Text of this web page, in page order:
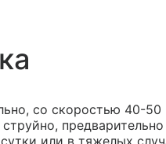
со скоростью 40-
или в тяжелых